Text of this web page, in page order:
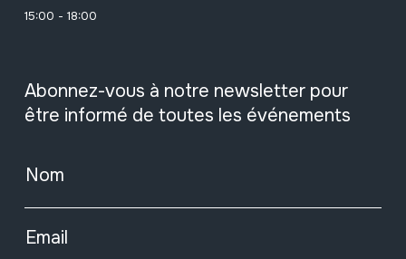
15:00 - 18:00
Abonnez-vous à notre newsletter pour
être informé de toutes les événements
Nom
Email